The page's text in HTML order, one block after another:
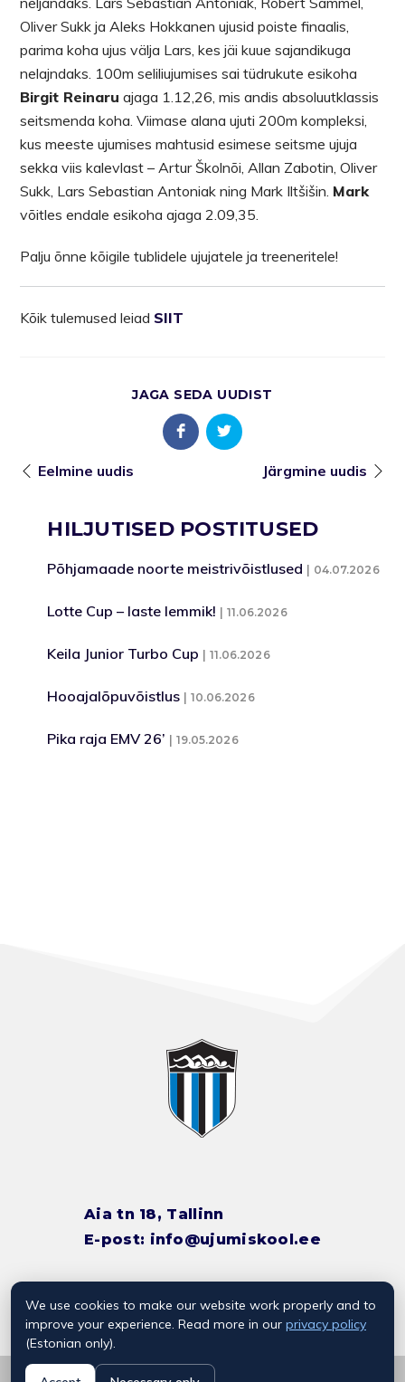
Oliver Sukk ja Aleks Hokkanen ujusid poiste finaalis,
parima koha ujus välja Lars, kes jäi kuue sajandikuga
nelajndaks. 100m seliliujumises sai tüdrukute esikoha
Birgit Reinaru ajaga 1.12,26, mis andis absoluutklassis
seitsmenda koha. Viimase alana ujuti 200m kompleksi,
kus meeste ujumises mahtusid esimese seitsme ujuja
sekka viis kalevlast – Artur Školnõi, Allan Zabotin, Oliver
Sukk, Lars Sebastian Antoniak ning Mark Iltšišin. Mark
võitles endale esikoha ajaga 2.09,35.
Palju õnne kõigile tublidele ujujatele ja treeneritele!
Kõik tulemused leiad SIIT
JAGA SEDA UUDIST
Eelmine uudis Järgmine uudis
HILJUTISED POSTITUSED
Põhjamaade noorte meistrivõistlused 04.07.2026
Lotte Cup – laste lemmik! 11.06.2026
Keila Junior Turbo Cup 11.06.2026
Hooajalõpuvõistlus 10.06.2026
Pika raja EMV 26’ 19.05.2026
Aia tn 18, Tallinn
E-post: info@ujumiskool.ee
TREENERITE KONTAKTID
We use cookies to make our website work properly and to
improve your experience. Read more in our privacy policy
(Estonian only).